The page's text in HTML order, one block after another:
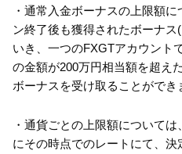
・通常入金ボーナスの上限額
ン終了後も獲得されたボーナ
いき、一つのFXGTアカウント
の金額が200万円相当額を超え
ボーナスを受け取ることができ
・通貨ごとの上限額について
にその時点でのレートにて、決